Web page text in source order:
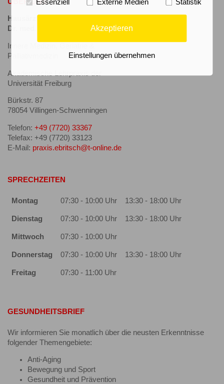
Hausärztliche Praxis
Dr. med. Eckhard Britsch
Innere Medizin, Geriatrie &
Palliativmedizin
Akademische Lehrpraxis der
Universität Freiburg
Bürkstr. 87
78054 Villingen-Schwenningen
Telefon: +49 (7720) 33367
Telefax: +49 (7720) 33123
E-Mail: praxis.ebritsch@t-online.de
SPRECHZEITEN
Montag 07:30 - 10:00 Uhr 13:30 - 18:00 Uhr
Dienstag 07:30 - 10:00 Uhr 13:30 - 18:00 Uhr
Mittwoch 07:30 - 10:00 Uhr
Donnerstag 07:30 - 10:00 Uhr 13:30 - 18:00 Uhr
Freitag 07:30 - 11:00 Uhr
GESUNDHEITSBRIEF
Wir informieren Sie monatlich über die neusten Erkenntnisse
folgender Themengebiete:
Anti-Aging
Bewegung und Sport
Gesundheit und Prävention
Essenziell Externe Medien Statistik
Akzeptieren
Einstellungen übernehmen